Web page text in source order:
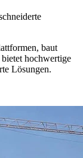
baut
hochwertige
Lösungen.